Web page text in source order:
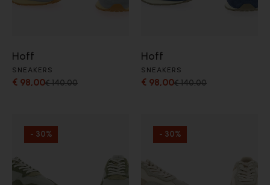
Hoff
SNEAKERS
€ 98,00€ 140,00
Hoff
SNEAKERS
€ 98,00€ 140,00
- 30% - 30%